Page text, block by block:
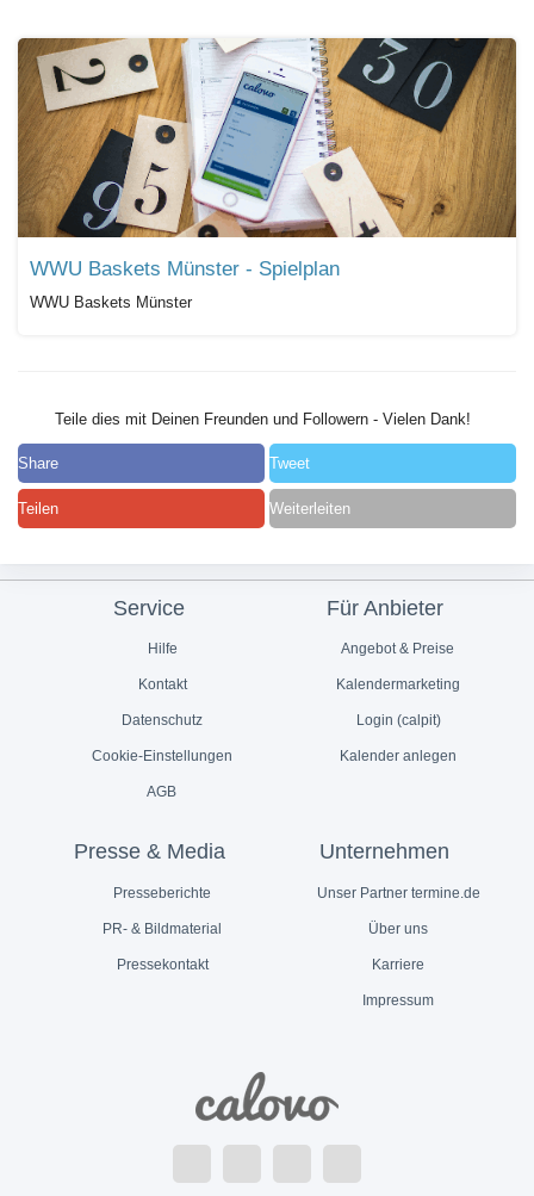
WWU Baskets Münster - Spielplan
WWU Baskets Münster
Teile dies mit Deinen Freunden und Followern - Vielen Dank!
Share Tweet
Teilen Weiterleiten
Service
Hilfe
Kontakt
Datenschutz
Cookie-Einstellungen
AGB
Für Anbieter
Angebot & Preise
Kalendermarketing
Login (calpit)
Kalender anlegen
Presse & Media
Presseberichte
PR- & Bildmaterial
Pressekontakt
Unternehmen
Unser Partner termine.de
Über uns
Karriere
Impressum